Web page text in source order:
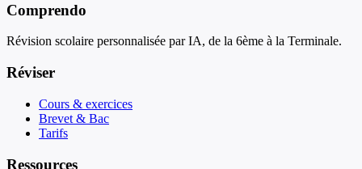
Comprendo
Révision scolaire personnalisée par IA, de la 6ème à la Terminale.
Réviser
Cours & exercices
Brevet & Bac
Tarifs
Ressources